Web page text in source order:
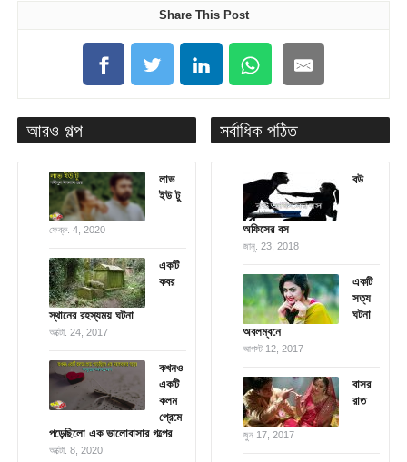
Share This Post
আরও গল্প
লাভ
ইউ টু
ফেব্রু. 4, 2020
এক‌টি
কবর
স্থানের রহস্যময় ঘটনা
অক্টো. 24, 2017
কখনও
একটি
কলম
প্রেমে
পড়েছিলো এক ভালোবাসার গল্পের
অক্টো. 8, 2020
সর্বাধিক পঠিত
বউ
অফিসের বস
জানু. 23, 2018
একটি
সত্য
ঘটনা
অবলম্বনে
আগস্ট 12, 2017
বাসর
রাত
জুন 17, 2017